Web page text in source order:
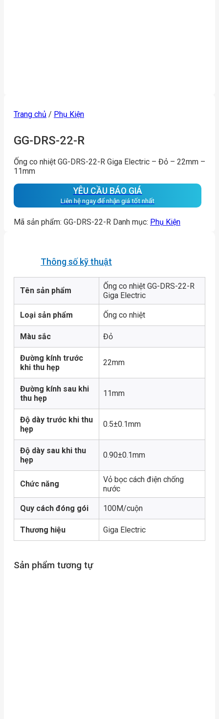
Trang chủ / Phụ Kiện
GG-DRS-22-R
Ống co nhiệt GG-DRS-22-R Giga Electric – Đỏ – 22mm –
11mm
YÊU CẦU BÁO GIÁ
Liên hệ ngay để nhận giá tốt nhất
Mã sản phẩm: GG-DRS-22-R Danh mục: Phụ Kiện
Thông số kỹ thuật
Tên sản phẩm
Ống co nhiệt GG-DRS-22-R
Giga Electric
Loại sản phẩm Ống co nhiệt
Màu sắc Đỏ
Đường kính trước
khi thu hẹp
22mm
Đường kính sau khi
thu hẹp
11mm
Độ dày trước khi thu
hẹp
0.5±0.1mm
Độ dày sau khi thu
hẹp
0.90±0.1mm
Chức năng
Vỏ bọc cách điện chống
nước
Quy cách đóng gói 100M/cuộn
Thương hiệu Giga Electric
Sản phẩm tương tự